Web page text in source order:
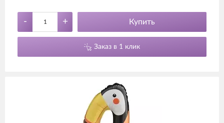
- + Купить
Заказ в 1 клик